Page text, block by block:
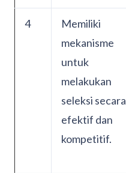
4
Memiliki
mekanisme
untuk
melakukan
seleksi secara
efektif dan
kompetitif.